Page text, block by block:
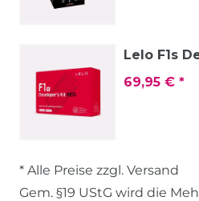
Lelo F1s
69,95 € *
* Alle Preise zzgl. Versand
Gem. §19 UStG wird die